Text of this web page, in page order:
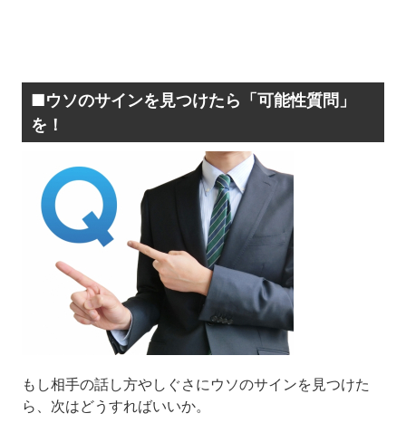
■ウソのサインを見つけたら「可能性質問」
を！
もし相手の話し方やしぐさにウソのサインを見つけた
ら、次はどうすればいいか。